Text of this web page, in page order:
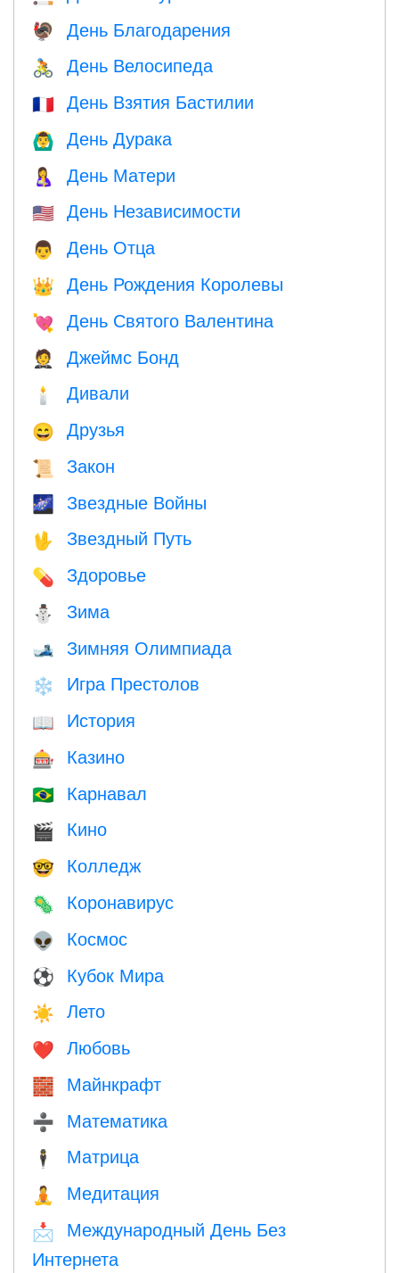
🦃 День Благодарения
🚴 День Велосипеда
🇫🇷 День Взятия Бастилии
🙆‍♂️ День Дурака
🤱 День Матери
🇺🇸 День Независимости
👨 День Отца
👑 День Рождения Королевы
💘 День Святого Валентина
🤵 Джеймс Бонд
🕯 Дивали
😄 Друзья
📜 Закон
🌌 Звездные Войны
🖖 Звездный Путь
💊 Здоровье
⛄ Зима
🎿 Зимняя Олимпиада
❄️ Игра Престолов
📖 История
🎰 Казино
🇧🇷 Карнавал
🎬 Кино
🤓 Колледж
🦠 Коронавирус
👽 Космос
⚽ Кубок Мира
☀️ Лето
❤️️ Любовь
🧱 Майнкрафт
➗ Математика
🕴️ Матрица
🧘 Медитация
📩
Международный День Без
Интернета